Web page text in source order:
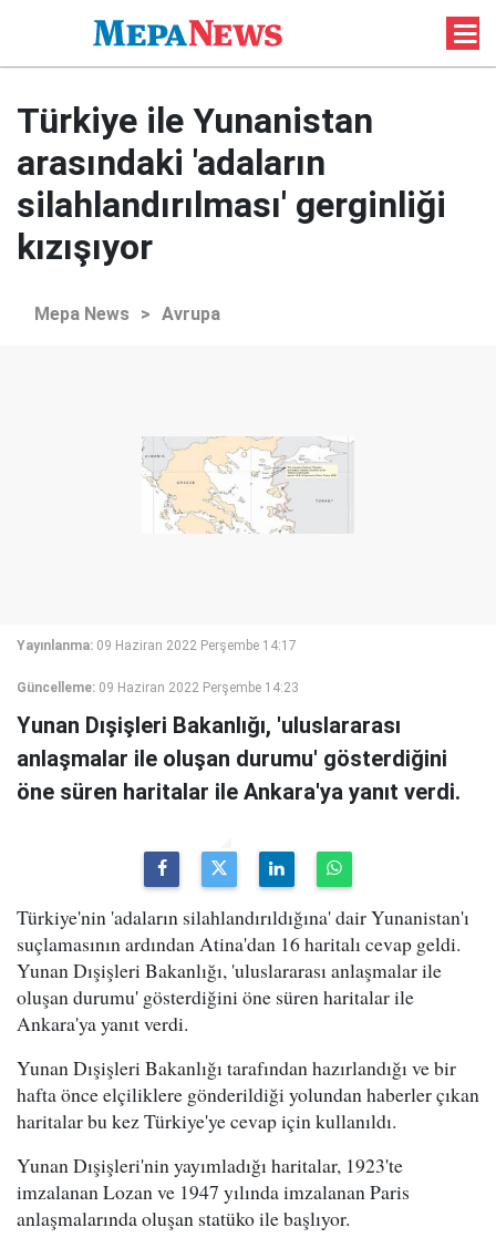
Türkiye ile Yunanistan
arasındaki 'adaların
silahlandırılması' gerginliği
kızışıyor
Mepa News > Avrupa
Yayınlanma: 09 Haziran 2022 Perşembe 14:17
Güncelleme: 09 Haziran 2022 Perşembe 14:23
Yunan Dışişleri Bakanlığı, 'uluslararası
anlaşmalar ile oluşan durumu' gösterdiğini
öne süren haritalar ile Ankara'ya yanıt verdi.
Türkiye'nin 'adaların silahlandırıldığına' dair Yunanistan'ı
suçlamasının ardından Atina'dan 16 haritalı cevap geldi.
Yunan Dışişleri Bakanlığı, 'uluslararası anlaşmalar ile
oluşan durumu' gösterdiğini öne süren haritalar ile
Ankara'ya yanıt verdi.
Yunan Dışişleri Bakanlığı tarafından hazırlandığı ve bir
hafta önce elçiliklere gönderildiği yolundan haberler çıkan
haritalar bu kez Türkiye'ye cevap için kullanıldı.
Yunan Dışişleri'nin yayımladığı haritalar, 1923'te
imzalanan Lozan ve 1947 yılında imzalanan Paris
anlaşmalarında oluşan statüko ile başlıyor.